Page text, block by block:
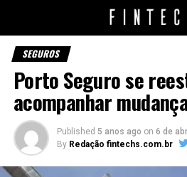
SEGUROS
Porto Seguro se
acompanhar
Published 5 anos ago on 6 de
By Redação fintechs.com.br